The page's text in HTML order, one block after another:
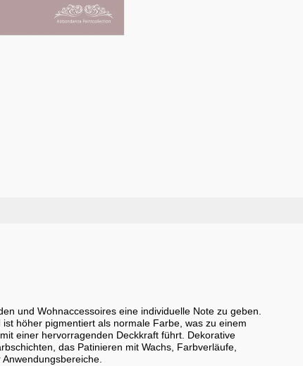
und Wohnaccessoires eine individuelle Note zu geben.
höher pigmentiert als normale Farbe, was zu einem
einer hervorragenden Deckkraft führt. Dekorative
das Patinieren mit Wachs, Farbverläufe,